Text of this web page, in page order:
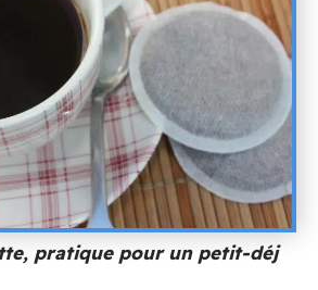
pratique pour un petit-déj